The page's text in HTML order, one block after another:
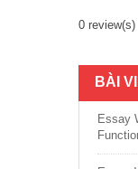
0 review(s)
BÀI
Essay